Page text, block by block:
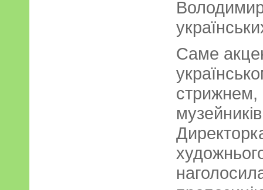
Саме
стрижнем,